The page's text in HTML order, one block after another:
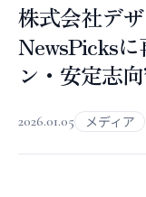
株式会社デ
NewsPicks
ン・安定志
2026.01.05 メディア